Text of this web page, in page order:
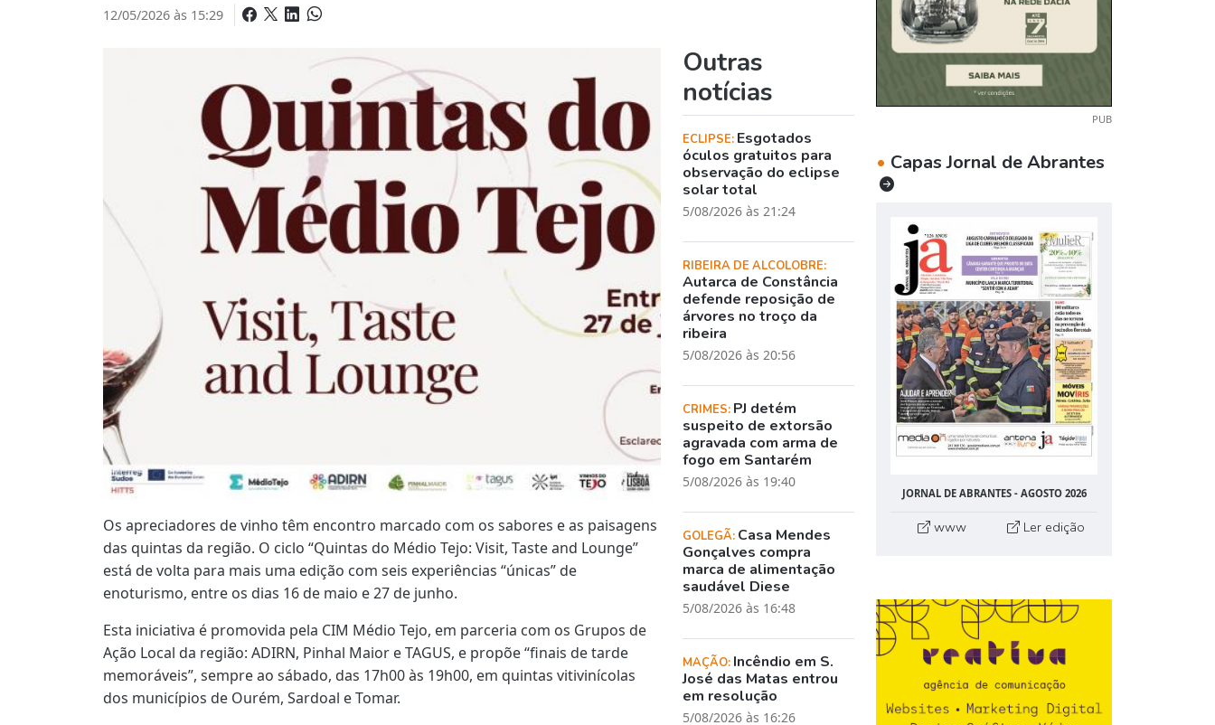
12/05/2026 às 15:29
Os apreciadores de vinho têm encontro marcado com os sabores e as paisagens
das quintas da região. O ciclo “Quintas do Médio Tejo: Visit, Taste and Lounge”
está de volta para mais uma edição com seis experiências “únicas” de
enoturismo, entre os dias 16 de maio e 27 de junho.
Esta iniciativa é promovida pela CIM Médio Tejo, em parceria com os Grupos de
Ação Local da região: ADIRN, Pinhal Maior e TAGUS, e propõe “finais de tarde
memoráveis”, sempre ao sábado, das 17h00 às 19h00, em quintas vitivinícolas
dos municípios de Ourém, Sardoal e Tomar.
Outras
notícias
ECLIPSE: Esgotados
óculos gratuitos para
observação do eclipse
solar total
5/08/2026 às 21:24
RIBEIRA DE ALCOLOBRE:
Autarca de Constância
defende reposição de
árvores no troço da
ribeira
5/08/2026 às 20:56
CRIMES: PJ detém
suspeito de extorsão
agravada com arma de
fogo em Santarém
5/08/2026 às 19:40
GOLEGÃ: Casa Mendes
Gonçalves compra
marca de alimentação
saudável Diese
5/08/2026 às 16:48
MAÇÃO: Incêndio em S.
José das Matas entrou
em resolução
5/08/2026 às 16:26
PUB
• Capas Jornal de Abrantes
JORNAL DE ABRANTES - AGOSTO 2026
www Ler edição